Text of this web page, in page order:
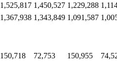
1,525,817 1,450,527 1,229,288
1,367,938 1,343,849 1,091,587
150,718 72,753 150,955